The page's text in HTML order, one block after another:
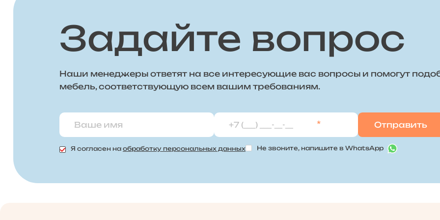
Задайте вопрос
Наши менеджеры ответят на все интересующие вас вопросы и помогут
мебель, соответствующую всем вашим требованиям.
*
Я согласен на обработку персональных данных Не звоните, напишите в WhatsApp